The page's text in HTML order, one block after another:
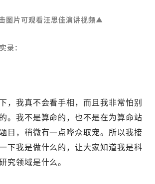
图片可观看汪思佳演讲视频▲
录：
，我真不会看手相，而且我非常怕别
。我不是算命的，也不是在为算命站
，稍微有一点哗众取宠。所以我接
下我是做什么的，让大家知道我是科
究领域是什么。